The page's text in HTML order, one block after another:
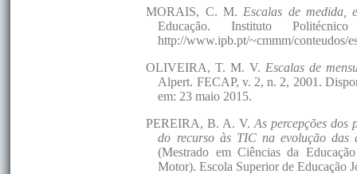
MORAIS, C. M. Escalas de medida,
Educação. Instituto
http://www.ipb.pt/~cmmm/conteudos/
OLIVEIRA, T. M. V. Escalas de
Alpert. FECAP, v. 2, n. 2, 2001.
em: 23 maio 2015.
PEREIRA, B. A. V. As percepções dos
do recurso às TIC na evolução das
(Mestrado em Ciências da
Motor). Escola Superior de Educação